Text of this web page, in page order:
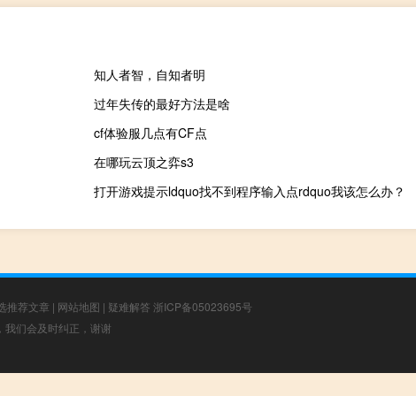
知人者智，自知者明
过年失传的最好方法是啥
cf体验服几点有CF点
在哪玩云顶之弈s3
打开游戏提示ldquo找不到程序输入点rdquo我该怎么办？
推荐文章 | 网站地图 | 疑难解答 浙ICP备05023695号
们会及时纠正，谢谢